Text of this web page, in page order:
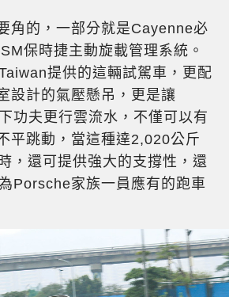
角的，一部分就是Cayenne必
保時捷主動旋載管理系統。
提供的這輛試駕車，更配
設計的氣壓懸吊，更是讓
功夫更行雲流水，不僅可以有
平跳動，當這種達2,020公斤
，還可提供強大的支撐性，還
Porsche家族一員應有的跑車